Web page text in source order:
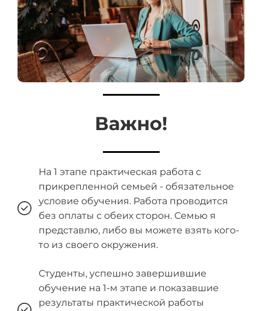
Важно!
На 1 этапе практическая работа с
прикрепленной семьей - обязательное
условие обучения. Работа проводится
без оплаты с обеих сторон. Семью я
представлю, либо вы можете взять кого-
то из своего окружения.
Студенты, успешно завершившие
обучение на 1-м этапе и показавшие
результаты практической работы